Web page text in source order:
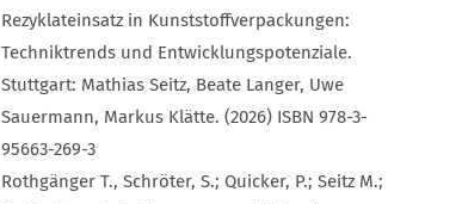
Rezyklateinsatz in Kunststoffverpackungen:
Techniktrends und Entwicklungspotenziale.
Stuttgart: Mathias Seitz, Beate Langer, Uwe
Sauermann, Markus Klätte. (2026) ISBN 978-3-
95663-269-3
Rothgänger T., Schröter, S.; Quicker, P.; Seitz M.;